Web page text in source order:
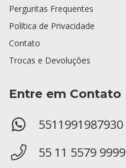
Perguntas Frequentes
Política de Privacidade
Contato
Trocas e Devoluções
Entre em Contato
5511991987930
55 11 5579 9999